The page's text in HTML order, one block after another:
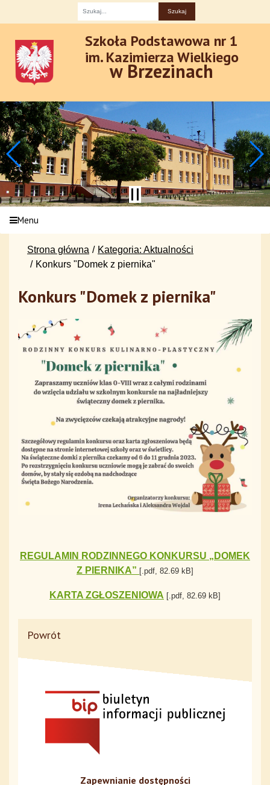
Szkoła Podstawowa nr 1
im. Kazimierza Wielkiego
w Brzezinach
Menu
Strona główna
Kategoria: Aktualności
Konkurs "Domek z piernika"
Konkurs "Domek z piernika"
REGULAMIN RODZINNEGO KONKURSU „DOMEK
Z PIERNIKA” [.pdf, 82.69 kB]
KARTA ZGŁOSZENIOWA [.pdf, 82.69 kB]
Powrót
Zapewnianie dostępności